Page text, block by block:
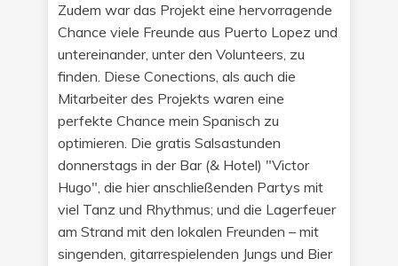
Zudem war das Projekt eine hervorragende
Chance viele Freunde aus Puerto Lopez und
untereinander, unter den Volunteers, zu
finden. Diese Conections, als auch die
Mitarbeiter des Projekts waren eine
perfekte Chance mein Spanisch zu
optimieren. Die gratis Salsastunden
donnerstags in der Bar (& Hotel) "Victor
Hugo", die hier anschließenden Partys mit
viel Tanz und Rhythmus; und die Lagerfeuer
am Strand mit den lokalen Freunden – mit
singenden, gitarrespielenden Jungs und Bier